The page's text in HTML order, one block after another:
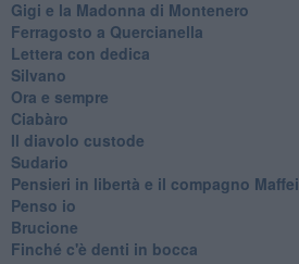
Gigi e la Madonna di Montenero
Ferragosto a Quercianella
Lettera con dedica
Silvano
Ora e sempre
Ciabàro
Il diavolo custode
Sudario
Pensieri in libertà e il compagno Maffei
Penso io
Brucione
Finché c'è denti in bocca